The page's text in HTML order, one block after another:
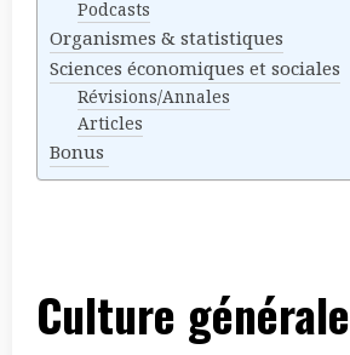
Podcasts
Organismes & statistiques
Sciences économiques et sociales
Révisions/Annales
Articles
Bonus
Culture générale